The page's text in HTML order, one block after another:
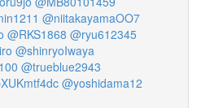
@niitakayamaOO7
@RKS1868 @ryu612345
@shinryoIwaya
@trueblue2943
@yoshidama12